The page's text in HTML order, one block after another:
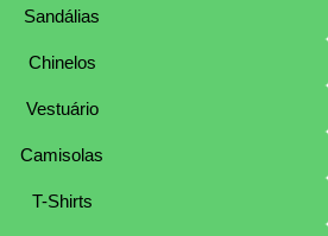
Sandálias
Chinelos
Vestuário
Camisolas
T-Shirts